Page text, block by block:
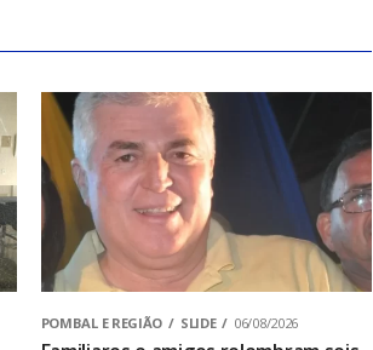
POMBAL E REGIÃO SLIDE 06/08/2026